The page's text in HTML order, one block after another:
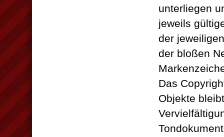
unterliegen
jeweils
der
der bloßen
Das
Objekte